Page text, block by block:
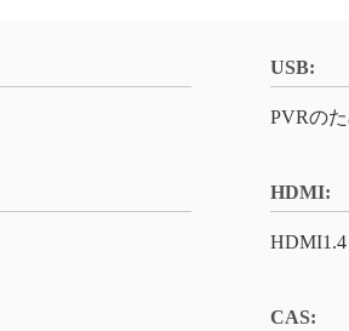
USB:
PVRの
HDMI:
HDMI1.4
CAS: